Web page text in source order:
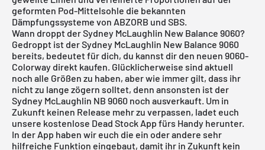
geformten Pod-Mittelsohle die bekannten
Dämpfungssysteme von ABZORB und SBS.
Wann droppt der Sydney McLaughlin New Balance 9060?
Gedroppt ist der Sydney McLaughlin New Balance 9060
bereits, bedeutet für dich, du kannst dir den neuen 9060-
Colorway direkt kaufen. Glücklicherweise sind aktuell
noch alle Größen zu haben, aber wie immer gilt, dass ihr
nicht zu lange zögern solltet, denn ansonsten ist der
Sydney McLaughlin NB 9060 noch ausverkauft. Um in
Zukunft keinen Release mehr zu verpassen, ladet euch
unsere kostenlose Dead Stock App fürs Handy herunter.
In der App haben wir euch die ein oder andere sehr
hilfreiche Funktion eingebaut, damit ihr in Zukunft kein